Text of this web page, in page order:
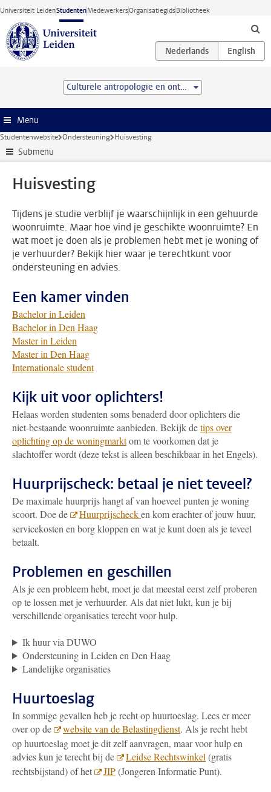
Ga direct naar de inhoud
Universiteit LeidenStudentenMedewerkersOrganisatiegidsBibliotheek
Culturele antropologie en ontwikkelingssociologie (BSc)
Menu
Studentenwebsite Ondersteuning Huisvesting
Submenu
Huisvesting
Tijdens je studie verblijf je waarschijnlijk in een gehuurde
woonruimte. Maar hoe vind je geschikte woonruimte? En
wat moet je doen als je problemen hebt met je woning of
je verhuurder? Bekijk hier waar je terechtkunt voor
ondersteuning en advies.
Een kamer vinden
Bachelor in Leiden
Bachelor in Den Haag
Master in Leiden
Master in Den Haag
Internationale student
Kijk uit voor oplichters!
Helaas worden studenten soms benaderd door oplichters die
niet-bestaande woonruimte aanbieden. Bekijk detips over
oplichting op de woningmarktom te voorkomen dat je
slachtoffer wordt (deze tekst is alleen beschikbaar in het Engels).
Huurprijscheck: betaal je niet teveel?
De maximale huurprijs hangt af van hoeveel punten je woning
scoort. Doe de
Huurprijschecken kom erachter of jouw huur,
servicekosten en borg kloppen en wat je kunt doen als je teveel
betaalt.
Problemen en geschillen
Als je een probleem hebt, moet je dat meestal eerst zelf proberen
op te lossen met je verhuurder. Als dat niet lukt, kun je bij
verschillende organisaties terecht voor hulp.
Ik huur via DUWO
Ondersteuning in Leiden en Den Haag
Landelijke organisaties
Huurtoeslag
In sommige gevallen heb je recht op huurtoeslag. Lees er meer
over op de
website van de Belastingdienst. Als je recht hebt
op huurtoeslag moet je dit zelf aanvragen, maar voor hulp en
advies kun je terecht bij de
Leidse Rechtswinkel (gratis
rechtsbijstand) of het
JIP(Jongeren Informatie Punt).